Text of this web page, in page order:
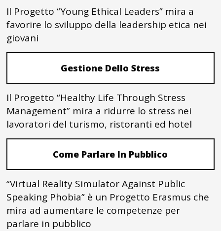
Il Progetto “Young Ethical Leaders” mira a
favorire lo sviluppo della leadership etica nei
giovani
Gestione Dello Stress
Il Progetto “Healthy Life Through Stress
Management” mira a ridurre lo stress nei
lavoratori del turismo, ristoranti ed hotel
Come Parlare In Pubblico
“Virtual Reality Simulator Against Public
Speaking Phobia” è un Progetto Erasmus che
mira ad aumentare le competenze per
parlare in pubblico